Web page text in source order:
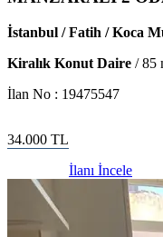
İstanbul / Fatih / Koca
Kiralık Konut Daire /85
İlan No : 19475547
34.000 TL
İlanı İncele